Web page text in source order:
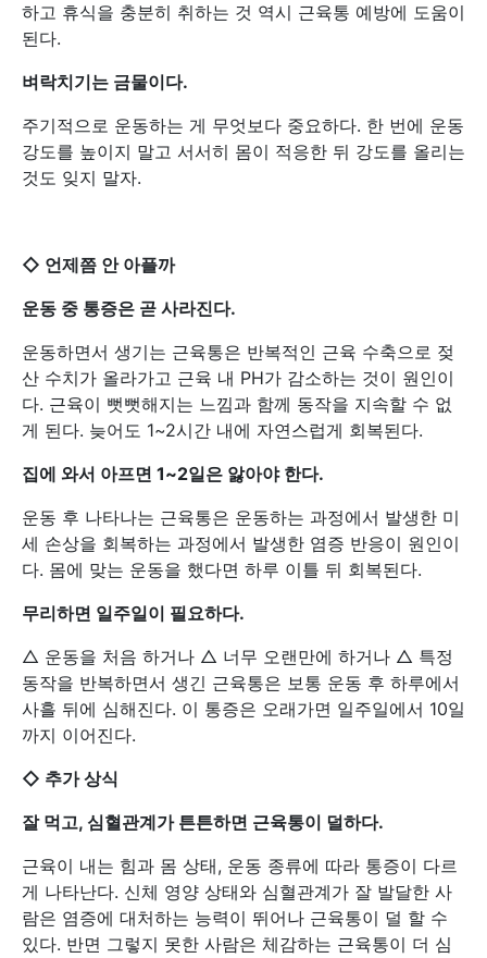
하고 휴식을 충분히 취하는 것 역시 근육통 예방에 도움이
된다.
벼락치기는 금물이다.
주기적으로 운동하는 게 무엇보다 중요하다. 한 번에 운동
강도를 높이지 말고 서서히 몸이 적응한 뒤 강도를 올리는
것도 잊지 말자.
◇ 언제쯤 안 아플까
운동 중 통증은 곧 사라진다.
운동하면서 생기는 근육통은 반복적인 근육 수축으로 젖
산 수치가 올라가고 근육 내 PH가 감소하는 것이 원인이
다. 근육이 뻣뻣해지는 느낌과 함께 동작을 지속할 수 없
게 된다. 늦어도 1~2시간 내에 자연스럽게 회복된다.
집에 와서 아프면 1~2일은 앓아야 한다.
운동 후 나타나는 근육통은 운동하는 과정에서 발생한 미
세 손상을 회복하는 과정에서 발생한 염증 반응이 원인이
다. 몸에 맞는 운동을 했다면 하루 이틀 뒤 회복된다.
무리하면 일주일이 필요하다.
△ 운동을 처음 하거나 △ 너무 오랜만에 하거나 △ 특정
동작을 반복하면서 생긴 근육통은 보통 운동 후 하루에서
사흘 뒤에 심해진다. 이 통증은 오래가면 일주일에서 10일
까지 이어진다.
◇ 추가 상식
잘 먹고, 심혈관계가 튼튼하면 근육통이 덜하다.
근육이 내는 힘과 몸 상태, 운동 종류에 따라 통증이 다르
게 나타난다. 신체 영양 상태와 심혈관계가 잘 발달한 사
람은 염증에 대처하는 능력이 뛰어나 근육통이 덜 할 수
있다. 반면 그렇지 못한 사람은 체감하는 근육통이 더 심